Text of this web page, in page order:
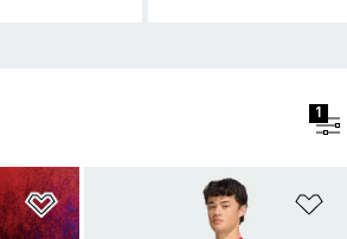
1
ほしいものリストに追加